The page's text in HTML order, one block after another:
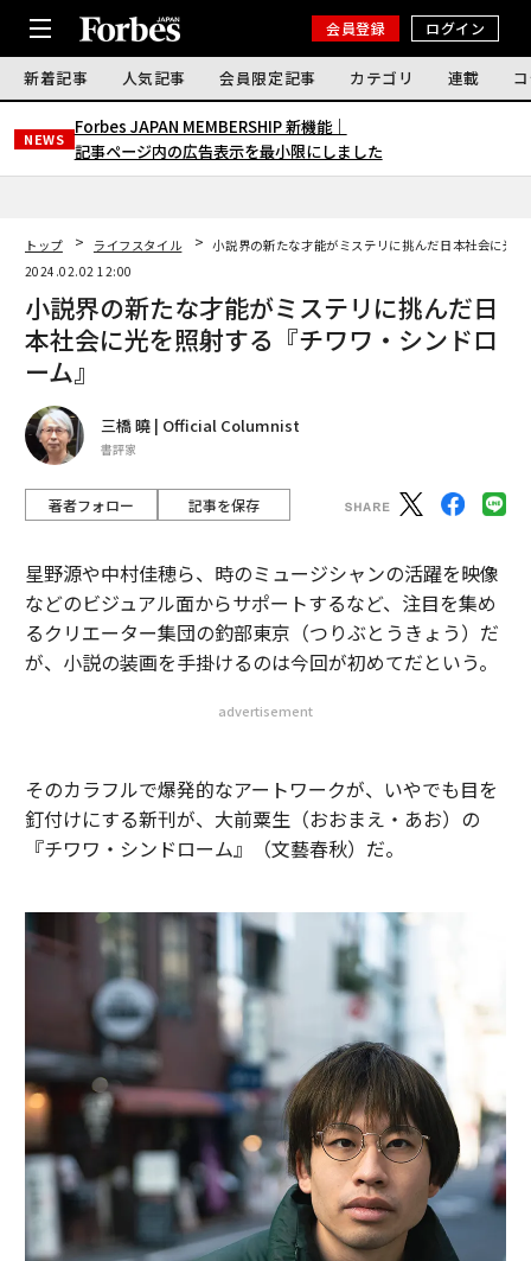
会員登録 ログイン
新着記事 人気記事 会員限定記事 カテゴリ 連載
NEWS
Forbes JAPAN MEMBERSHIP 新機能｜
記事ページ内の広告表示を最小限にしました
トップ ライフスタイル
小説界の新たな才能がミステリに挑んだ日本社会に光
2024.02.02 12:00
小説界の新たな才能がミステリに挑んだ日
本社会に光を照射する『チワワ・シンドロ
ーム』
三橋 曉 | Official Columnist
書評家
著者フォロー 記事を保存
星野源や中村佳穂ら、時のミュージシャンの活躍を映像
などのビジュアル面からサポートするなど、注目を集め
るクリエーター集団の釣部東京（つりぶとうきょう）だ
が、小説の装画を手掛けるのは今回が初めてだという。
advertisement
そのカラフルで爆発的なアートワークが、いやでも目を
釘付けにする新刊が、大前粟生（おおまえ・あお）の
『チワワ・シンドローム』（文藝春秋）だ。